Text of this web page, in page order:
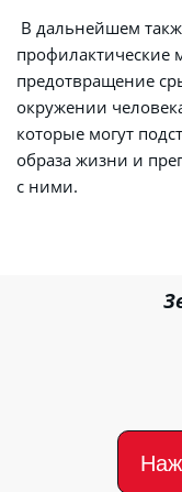
профилактические
предотвращение
окружении
которые могут
образа жизни и
с ними.